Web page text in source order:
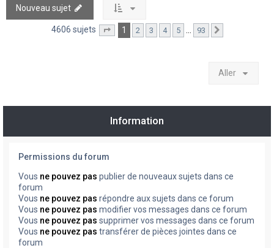
Nouveau sujet
4606 sujets Page sur93
1 2 3 4 5 … 93
Aller
Information
Permissions du forum
Vous ne pouvez pas publier de nouveaux sujets dans ce
forum
Vous ne pouvez pas répondre aux sujets dans ce forum
Vous ne pouvez pas modifier vos messages dans ce forum
Vous ne pouvez pas supprimer vos messages dans ce forum
Vous ne pouvez pas transférer de pièces jointes dans ce
forum